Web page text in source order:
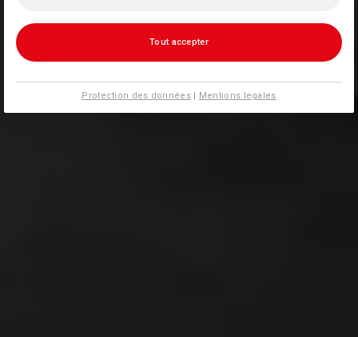
Tout accepter
Protection des données| Mentions legales